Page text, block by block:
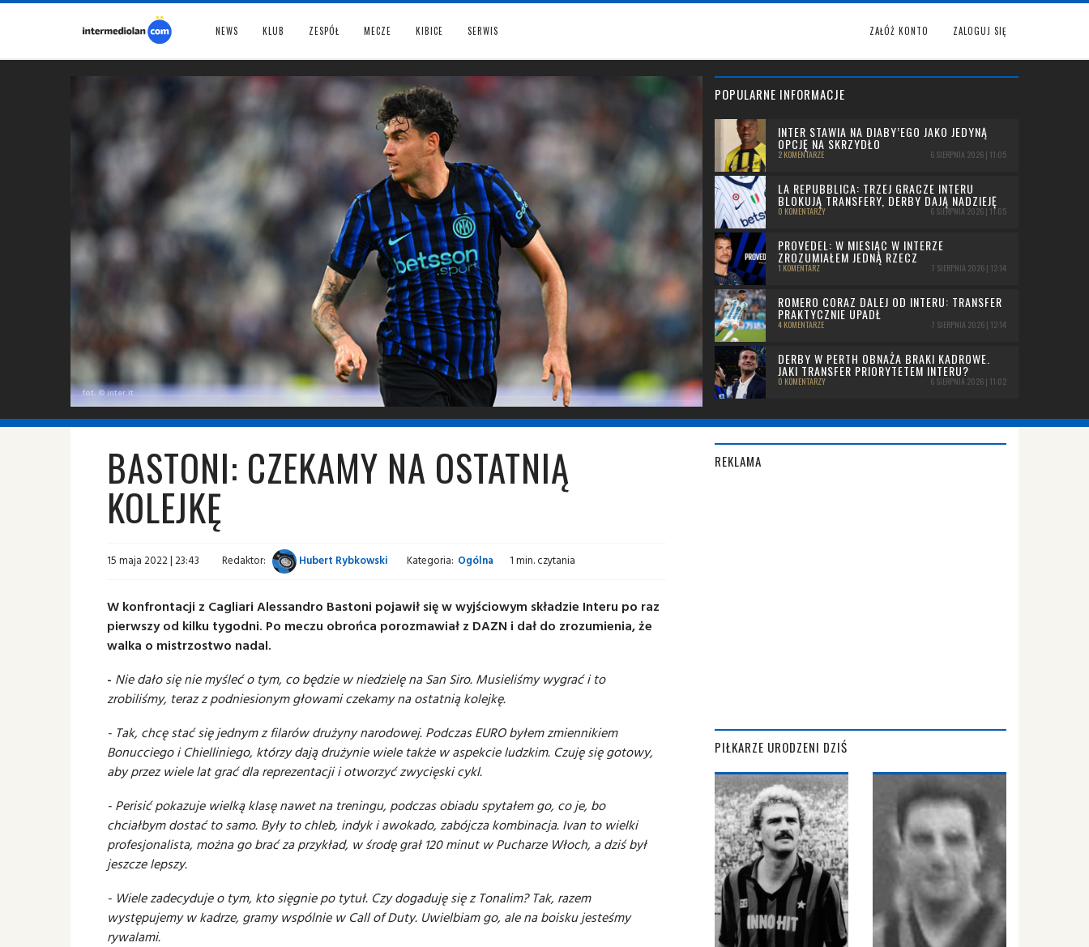
NEWS KLUB ZESPÓŁ MECZE KIBICE SERWIS ZAŁÓŻ KONTO ZALOGUJ SIĘ
fot. © inter.it
POPULARNE INFORMACJE
INTER STAWIA NA DIABY’EGO JAKO JEDYNĄ
OPCJĘ NA SKRZYDŁO
2 KOMENTARZE 6 SIERPNIA 2026 | 11:05
LA REPUBBLICA: TRZEJ GRACZE INTERU
BLOKUJĄ TRANSFERY, DERBY DAJĄ NADZIEJĘ
0 KOMENTARZY 6 SIERPNIA 2026 | 11:05
PROVEDEL: W MIESIĄC W INTERZE
ZROZUMIAŁEM JEDNĄ RZECZ
1 KOMENTARZ 7 SIERPNIA 2026 | 12:14
ROMERO CORAZ DALEJ OD INTERU: TRANSFER
PRAKTYCZNIE UPADŁ
4 KOMENTARZE 7 SIERPNIA 2026 | 12:14
DERBY W PERTH OBNAŻA BRAKI KADROWE.
JAKI TRANSFER PRIORYTETEM INTERU?
0 KOMENTARZY 6 SIERPNIA 2026 | 11:02
BASTONI: CZEKAMY NA OSTATNIĄ
KOLEJKĘ
15 maja 2022 | 23:43 Redaktor: Hubert Rybkowski Kategoria: Ogólna 1 min. czytania
W konfrontacji z Cagliari Alessandro Bastoni pojawił się w wyjściowym składzie Interu po raz
pierwszy od kilku tygodni. Po meczu obrońca porozmawiał z DAZN i dał do zrozumienia, że
walka o mistrzostwo nadal.
- Nie dało się nie myśleć o tym, co będzie w niedzielę na San Siro. Musieliśmy wygrać i to
zrobiliśmy, teraz z podniesionym głowami czekamy na ostatnią kolejkę.
- Tak, chcę stać się jednym z filarów drużyny narodowej. Podczas EURO byłem zmiennikiem
Bonucciego i Chielliniego, którzy dają drużynie wiele także w aspekcie ludzkim. Czuję się gotowy,
aby przez wiele lat grać dla reprezentacji i otworzyć zwycięski cykl.
- Perisić pokazuje wielką klasę nawet na treningu, podczas obiadu spytałem go, co je, bo
chciałbym dostać to samo. Były to chleb, indyk i awokado, zabójcza kombinacja. Ivan to wielki
profesjonalista, można go brać za przykład, w środę grał 120 minut w Pucharze Włoch, a dziś był
jeszcze lepszy.
- Wiele zadecyduje o tym, kto sięgnie po tytuł. Czy dogaduję się z Tonalim? Tak, razem
występujemy w kadrze, gramy wspólnie w Call of Duty. Uwielbiam go, ale na boisku jesteśmy
rywalami.
REKLAMA
PIŁKARZE URODZENI DZIŚ